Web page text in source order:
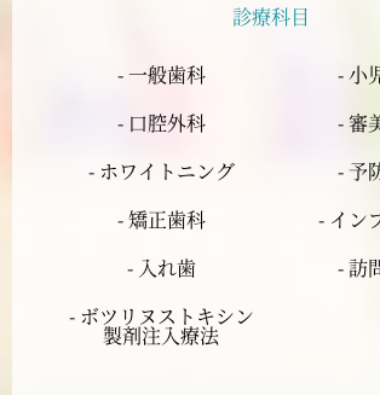
2024年5月
2024年2月
診療科目
- 一般歯科
- 小
- 口腔外科
- 審
- ホワイトニング
- 予
- 矯正歯科
- イン
- 入れ歯
- 訪
- ボツリヌストキシン
製剤注入療法